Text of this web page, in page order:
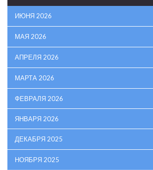
ИЮНЯ 2026
МАЯ 2026
АПРЕЛЯ 2026
МАРТА 2026
ФЕВРАЛЯ 2026
ЯНВАРЯ 2026
ДЕКАБРЯ 2025
НОЯБРЯ 2025